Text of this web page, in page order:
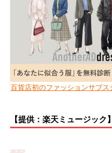
百貨店初のファッションサブス
【提供：楽天ミュージック】